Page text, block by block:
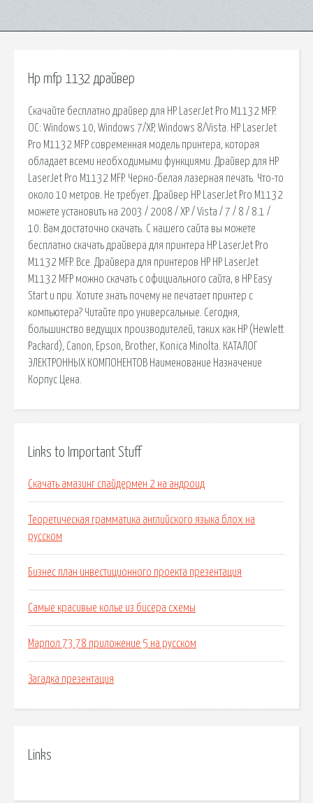
Hp mfp 1132 драйвер
Скачайте бесплатно драйвер для HP LaserJet Pro M1132 MFP.
ОС: Windows 10, Windows 7/XP, Windows 8/Vista. HP LaserJet
Pro M1132 MFP современная модель принтера, которая
обладает всеми необходимыми функциями. Драйвер для HP
LaserJet Pro M1132 MFP. Черно-белая лазерная печать. Что-то
около 10 метров. Не требует. Драйвер HP LaserJet Pro M1132
можете установить на 2003 / 2008 / XP / Vista / 7 / 8 / 8.1 /
10. Вам достаточно скачать. С нашего сайта вы можете
бесплатно скачать драйвера для принтера HP LaserJet Pro
M1132 MFP. Все. Драйвера для принтеров HP HP LaserJet
M1132 MFP можно скачать с официального сайта, в HP Easy
Start и при. Хотите знать почему не печатает принтер с
компьютера? Читайте про универсальные. Сегодня,
большинство ведущих производителей, таких как HP (Hewlett
Packard), Canon, Epson, Brother, Konica Minolta. КАТАЛОГ
ЭЛЕКТРОННЫХ КОМПОНЕНТОВ Наименование Назначение
Корпус Цена.
Links to Important Stuff
Скачать амазинг спайдермен 2 на андроид
Теоретическая грамматика английского языка блох на
русском
Бизнес план инвестиционного проекта презентация
Самые красивые колье из бисера схемы
Марпол 73 78 приложение 5 на русском
Загадка презентация
Links